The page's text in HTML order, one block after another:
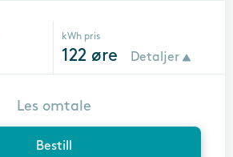
kWh pris
122 øre Detaljer
Bestill
Les omtale